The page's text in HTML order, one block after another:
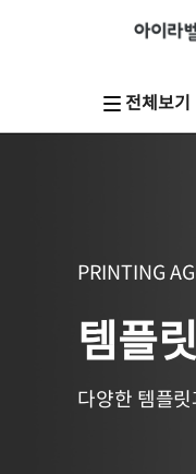
전체보기
PRINTING
템플
다양한 템플